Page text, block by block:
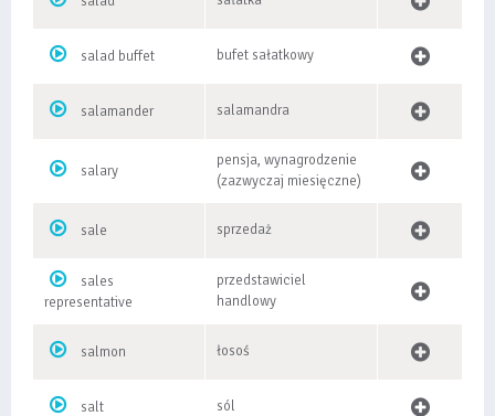
salad buffet bufet sałatkowy
salamander salamandra
salary
pensja, wynagrodzenie
(zazwyczaj miesięczne)
sale sprzedaż
sales
representative
przedstawiciel
handlowy
salmon łosoś
salt sól